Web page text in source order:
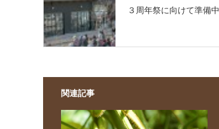
３周年祭に向けて準備中
関連記事